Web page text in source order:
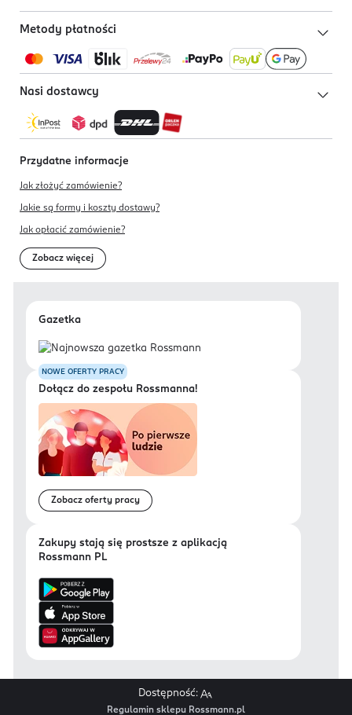
Metody płatności
Nasi dostawcy
Przydatne informacje
Jak złożyć zamówienie?
Jakie są formy i koszty dostawy?
Jak opłacić zamówienie?
Zobacz więcej
Gazetka
NOWE OFERTY PRACY
Dołącz do zespołu Rossmanna!
Zobacz oferty pracy
Zakupy stają się prostsze z aplikacją
Rossmann PL
Dostępność:
Regulamin sklepu Rossmann.pl